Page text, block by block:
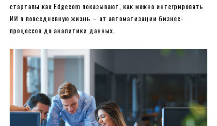
стартапы как Edgecom показывают, как можно интегрировать
ИИ в повседневную жизнь – от автоматизации бизнес-
процессов до аналитики данных.